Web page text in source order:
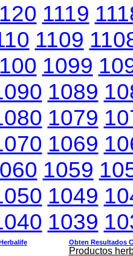
1119
1109
1099
1089
1079
1069
1059
1049
1039
Obten Resultados
Productos